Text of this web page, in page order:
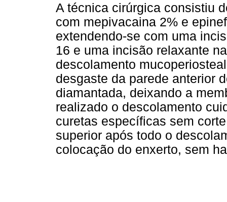
A técnica cirúrgica consistiu
com mepivacaina 2% e
extendendo-se com uma
16 e uma incisão relaxante
descolamento
desgaste da parede anterior
diamantada, deixando a
realizado o descolamento
curetas específicas sem
superior após todo o
colocação do enxerto, sem